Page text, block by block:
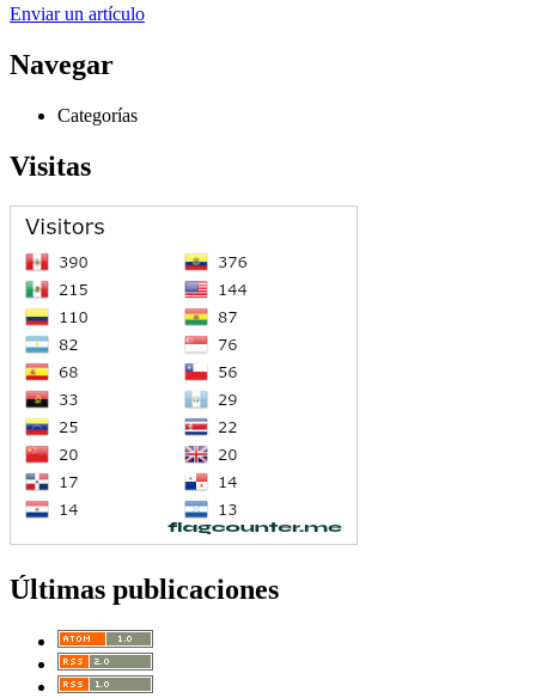
Enviar un artículo
Navegar
Categorías
Visitas
Últimas publicaciones